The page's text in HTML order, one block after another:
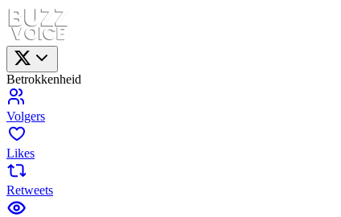
Betrokkenheid
Volgers
Likes
Retweets